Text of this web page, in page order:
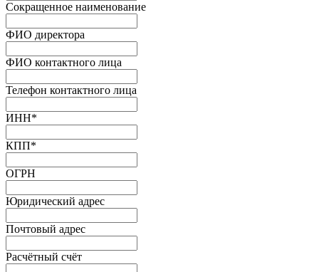
Сокращенное наименование
ФИО директора
ФИО контактного лица
Телефон контактного лица
ИНН*
КПП*
ОГРН
Юридический адрес
Почтовый адрес
Расчётный счёт